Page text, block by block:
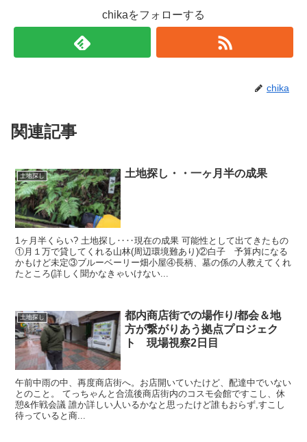
chikaをフォローする
chika
関連記事
土地探し 土地探し・・一ヶ月半の成果
1ヶ月半くらい? 土地探し‥‥現在の成果 可能性として出てきたもの
①月１万で貸してくれる山林(周辺環境難あり)②白子 予算内になる
かもけど未定③ブルーベーリー畑小屋④長柄、墓の係の人教えてくれ
たところ(詳しく聞かなきゃいけない...
土地探し
都内商店街での場作り/都会＆地
方が繋がりあう拠点プロジェク
ト 現場視察2日目
午前中雨の中、再度商店街へ。お店開いていたけど、配達中でいない
とのこと。 てっちゃんと合流後商店街内のコスモ会館ですこし、休
憩&作戦会議 誰か詳しい人いるかなと思ったけど誰もおらず,すこし
待っていると商...